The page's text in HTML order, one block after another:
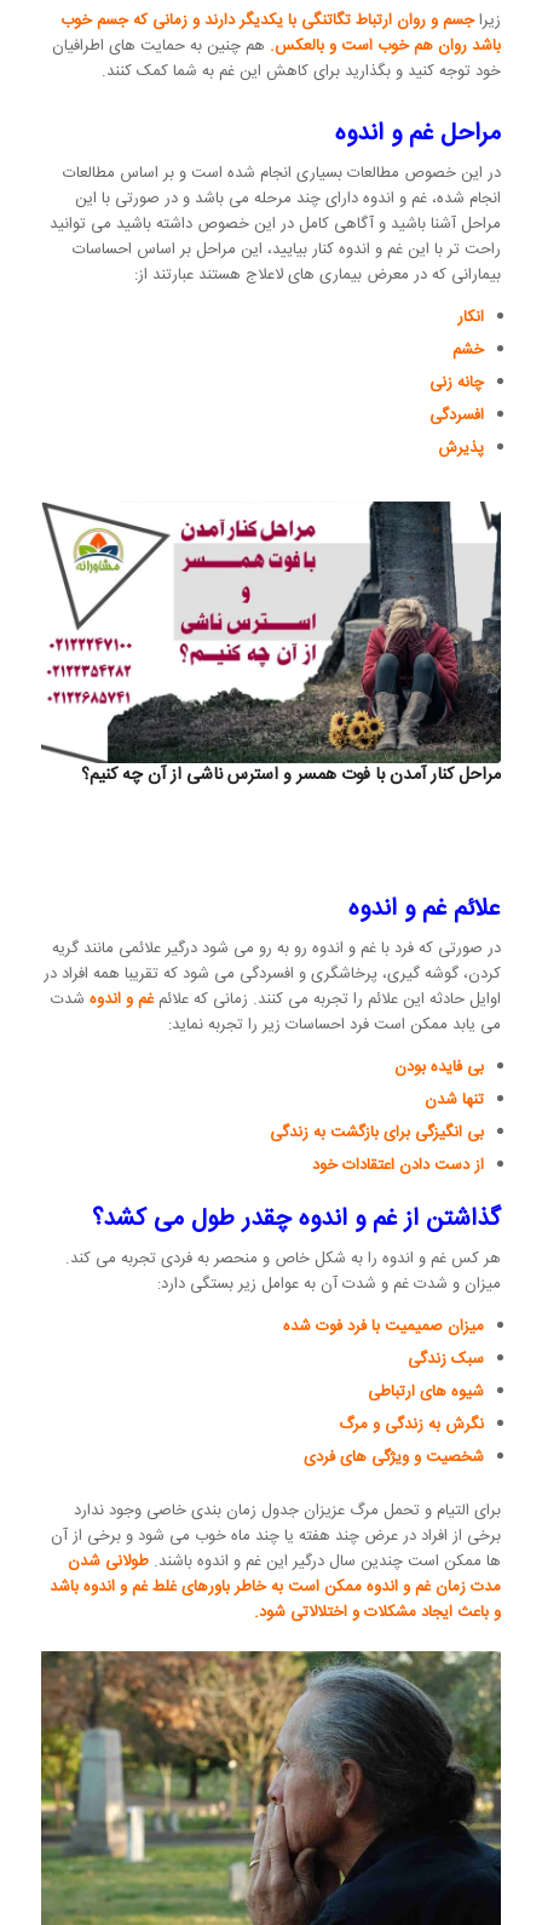
زیراجسم و روان ارتباط تگاتنگی با یکدیگر دارند و زمانی که جسم خوب
باشد روان هم خوب است و بالعکس. هم چنین به حمایت های اطرافیان
خود توجه کنید و بگذارید برای کاهش این غم به شما کمک کنند.
مراحل غم و اندوه
در این خصوص مطالعات بسیاری انجام شده است و بر اساس مطالعات
انجام شده، غم و اندوه دارای چند مرحله می باشد و در صورتی با این
مراحل آشنا باشید و آگاهی کامل در این خصوص داشته باشید می توانید
راحت تر با این غم و اندوه کنار بیایید، این مراحل بر اساس احساسات
بیمارانی که در معرض بیماری های لاعلاج هستند عبارتند از:
انکار
خشم
چانه زنی
افسردگی
پذیرش
مراحل کنار آمدن با فوت همسر و استرس ناشی از آن چه کنیم؟
علائم غم و اندوه
در صورتی که فرد با غم و اندوه رو به رو می شود درگیر علائمی مانند گریه
کردن، گوشه گیری، پرخاشگری و افسردگی می شود که تقریبا همه افراد در
اوایل حادثه این علائم را تجربه می کنند. زمانی که علائمغم و اندوهشدت
می یابد ممکن است فرد احساسات زیر را تجربه نماید:
بی فایده بودن
تنها شدن
بی انگیزگی برای بازگشت به زندگی
از دست دادن اعتقادات خود
گذاشتن از غم و اندوه چقدر طول می کشد؟
هر کس غم و اندوه را به شکل خاص و منحصر به فردی تجربه می کند.
میزان و شدت غم و شدت آن به عوامل زیر بستگی دارد:
میزان صمیمیت با فرد فوت شده
سبک زندگی
شیوه های ارتباطی
نگرش به زندگی و مرگ
شخصیت و ویژگی های فردی
برای التیام و تحمل مرگ عزیزان جدول زمان بندی خاصی وجود ندارد
برخی از افراد در عرض چند هفته یا چند ماه خوب می شود و برخی از آن
ها ممکن است چندین سال درگیر این غم و اندوه باشند. طولانی شدن
مدت زمان غم و اندوه ممکن است به خاطر باورهای غلط غم و اندوه باشد
و باعث ایجاد مشکلات و اختلالاتی شود.